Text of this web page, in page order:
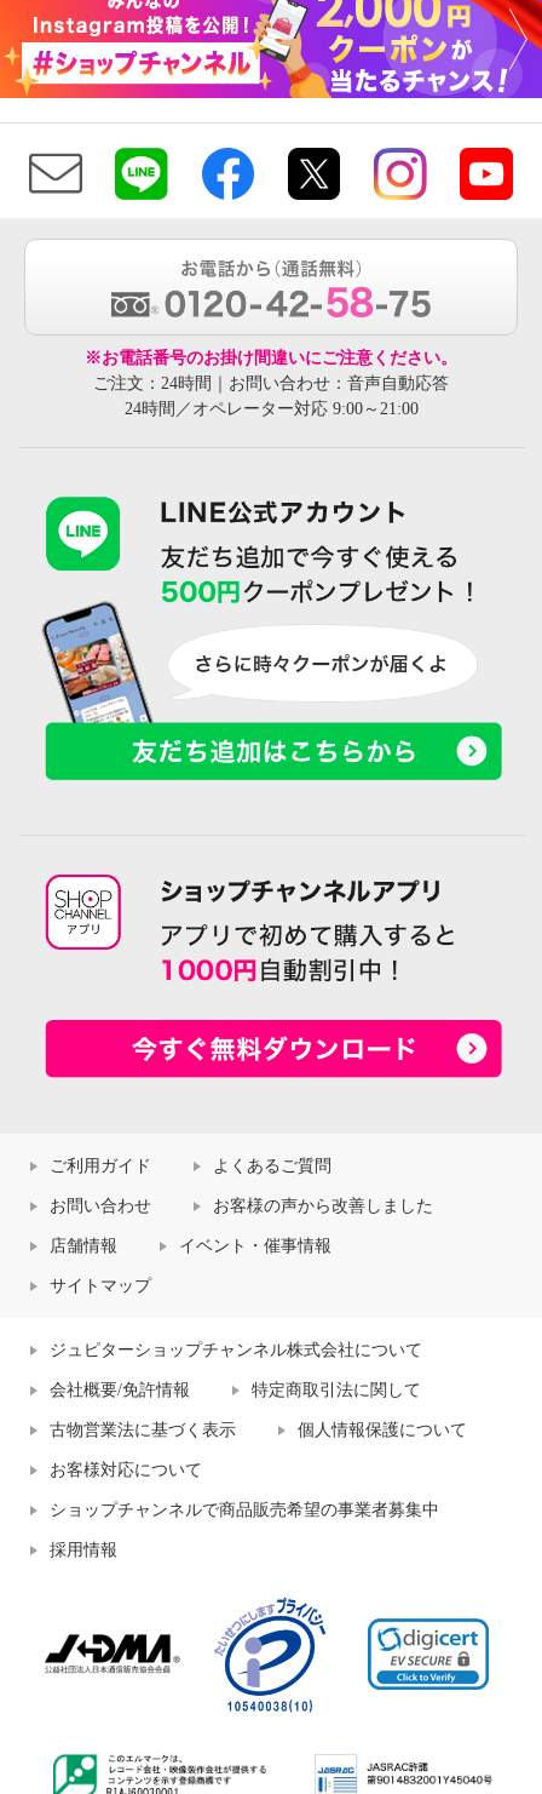
※お電話番号のお掛け間違いにご注意ください。
ご注文：24時間｜お問い合わせ：音声自動応答
24時間／オペレーター対応 9:00～21:00
ご利用ガイド よくあるご質問
お問い合わせ お客様の声から改善しました
店舗情報 イベント・催事情報
サイトマップ
ジュピターショップチャンネル株式会社について
会社概要/免許情報 特定商取引法に関して
古物営業法に基づく表示 個人情報保護について
お客様対応について
ショップチャンネルで商品販売希望の事業者募集中
採用情報